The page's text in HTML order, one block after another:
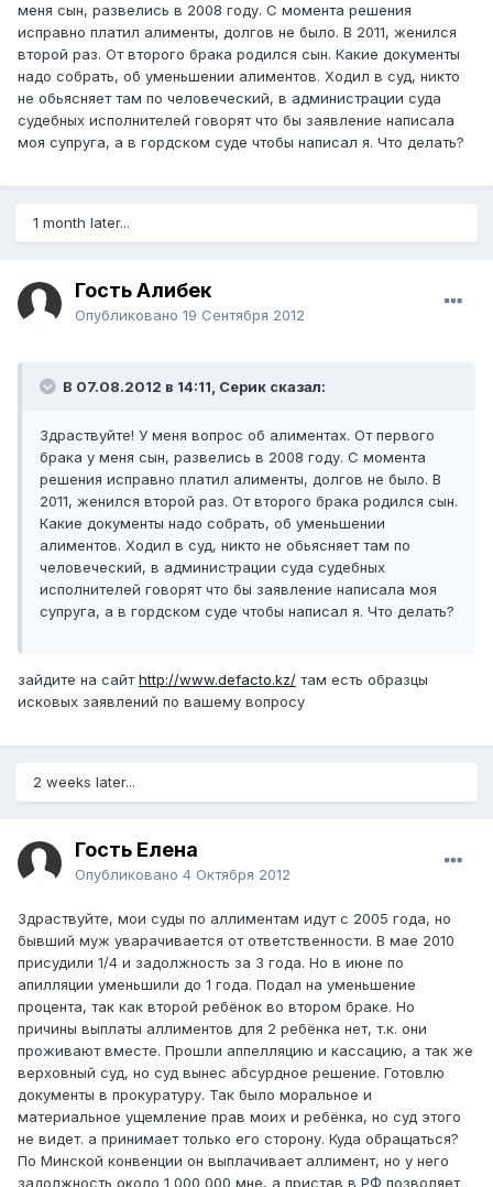
меня сын, развелись в 2008 году. С момента решения
исправно платил алименты, долгов не было. В 2011, женился
второй раз. От второго брака родился сын. Какие документы
надо собрать, об уменьшении алиментов. Ходил в суд, никто
не обьясняет там по человеческий, в администрации суда
судебных исполнителей говорят что бы заявление написала
моя супруга, а в гордском суде чтобы написал я. Что делать?
1 month later...
Гость Алибек
Опубликовано 19 Сентября 2012
В 07.08.2012 в 14:11, Серик сказал:
Здраствуйте! У меня вопрос об алиментах. От первого
брака у меня сын, развелись в 2008 году. С момента
решения исправно платил алименты, долгов не было. В
2011, женился второй раз. От второго брака родился сын.
Какие документы надо собрать, об уменьшении
алиментов. Ходил в суд, никто не обьясняет там по
человеческий, в администрации суда судебных
исполнителей говорят что бы заявление написала моя
супруга, а в гордском суде чтобы написал я. Что делать?
зайдите на сайтhttp://www.defacto.kz/ там есть образцы
исковых заявлений по вашему вопросу
2 weeks later...
Гость Елена
Опубликовано 4 Октября 2012
Здраствуйте, мои суды по аллиментам идут с 2005 года, но
бывший муж уварачивается от ответственности. В мае 2010
присудили 1/4 и задолжность за 3 года. Но в июне по
апилляции уменьшили до 1 года. Подал на уменьшение
процента, так как второй ребёнок во втором браке. Но
причины выплаты аллиментов для 2 ребёнка нет, т.к. они
проживают вместе. Прошли аппелляцию и кассацию, а так же
верховный суд, но суд вынес абсурдное решение. Готовлю
документы в прокуратуру. Так было моральное и
материальное ущемление прав моих и ребёнка, но суд этого
не видет. а принимает только его сторону. Куда обращаться?
По Минской конвенции он выплачивает аллимент, но у него
задолжность около 1 000 000 мне, а пристав в РФ позволяет